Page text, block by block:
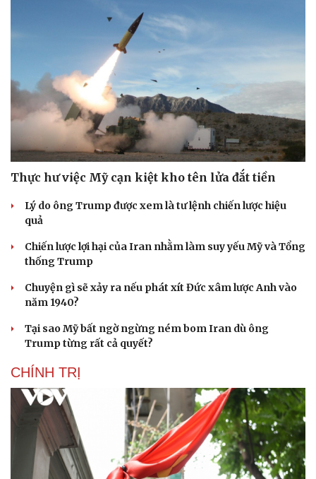
Thực hư việc Mỹ cạn kiệt kho tên lửa đắt tiền
Lý do ông Trump được xem là tư lệnh chiến lược hiệu
quả
Chiến lược lợi hại của Iran nhằm làm suy yếu Mỹ và Tổng
thống Trump
Chuyện gì sẽ xảy ra nếu phát xít Đức xâm lược Anh vào
năm 1940?
Tại sao Mỹ bất ngờ ngừng ném bom Iran dù ông
Trump từng rất cả quyết?
CHÍNH TRỊ